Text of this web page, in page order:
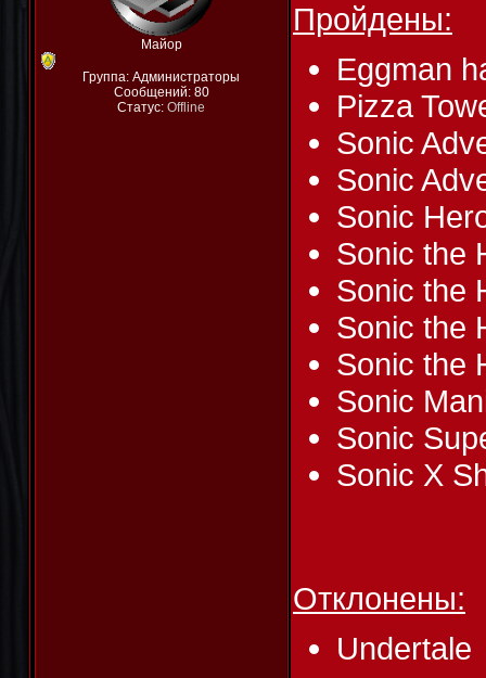
Майор
Группа: Администраторы
Сообщений: 80
Статус: Offline
Пройдены:
Eggman
Pizza
Sonic
Sonic
Sonic
Sonic the
Sonic the
Sonic the
Sonic the
Sonic
Sonic
Sonic X
Отклонены:
Undertale